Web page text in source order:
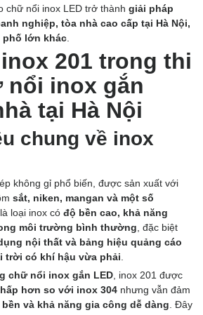
chữ nổi inox LED trở thành giải pháp
nghiệp, tòa nhà cao cấp tại Hà Nội,
phố lớn khác
201 trong thi
nổi inox gắn
tại Hà Nội
chung về inox
không gỉ phổ biến, được sản xuất với
sắt, niken, mangan và một số
là loại inox có độ bền cao, khả năng
môi trường bình thường , đặc biệt
nội thất và bảng hiệu quảng cáo
trời có khí hậu vừa phải
chữ nổi inox gắn LED , inox 201 được
hơn so với inox 304 nhưng vẫn đảm
và khả năng gia công dễ dàng . Đây